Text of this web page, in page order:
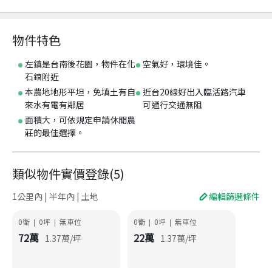
物件特色
左鎮是台南後花園，物件在化
石錧附近
空氣好，環境佳。
本農地地形平坦，免填土有自
來水有電有鄰居
近台20線好出入臨活路汽車
可通行交通無阻
面積大，可依規定申請休閒農
莊的最佳選擇。
類似物件實價登錄(5)
1公里內 | 半年內 | 土地 編輯篩選條件
0衛 | 0坪 | 無車位
72萬 1.37萬/坪
0衛 | 0坪 | 無車位
22萬 1.37萬/坪